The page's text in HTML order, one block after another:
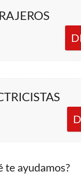
te ayudamos?